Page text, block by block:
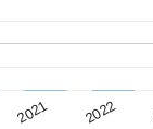
2021 2022